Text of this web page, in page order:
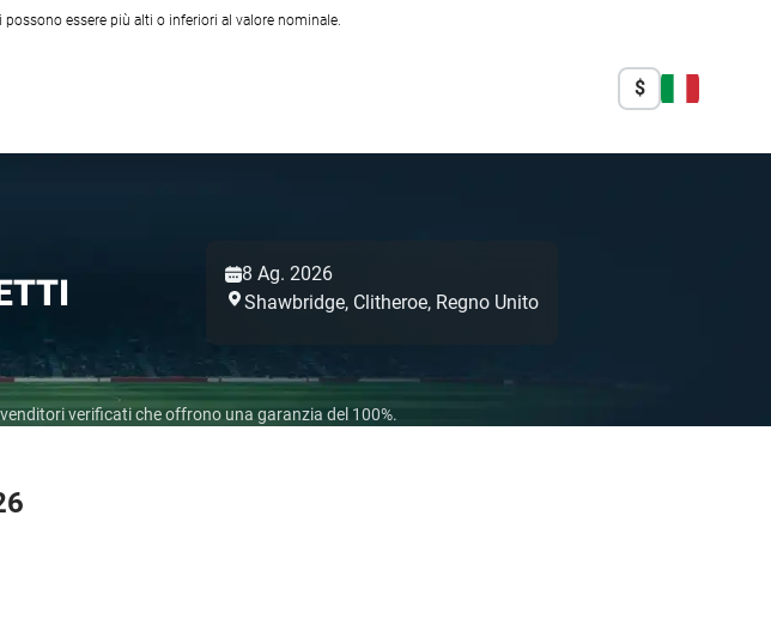
essere più alti o inferiori al valore nominale.
$
8 Ag. 2026
Shawbridge, Clitheroe, Regno Unito
verificati che offrono una garanzia del 100%.